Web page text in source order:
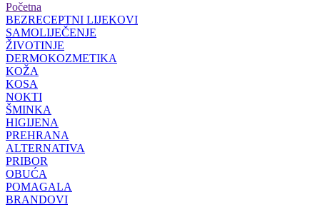
Početna
BEZRECEPTNI LIJEKOVI
SAMOLIJEČENJE
ŽIVOTINJE
DERMOKOZMETIKA
KOŽA
KOSA
NOKTI
ŠMINKA
HIGIJENA
PREHRANA
ALTERNATIVA
PRIBOR
OBUĆA
POMAGALA
BRANDOVI